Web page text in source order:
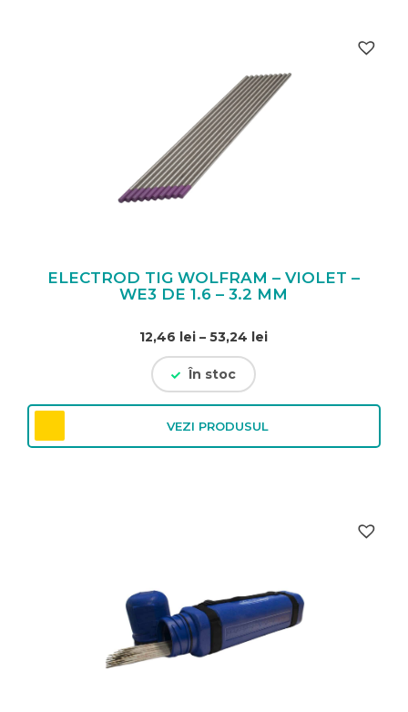
ELECTROD TIG WOLFRAM – VIOLET –
WE3 DE 1.6 – 3.2 MM
12,46 lei – 53,24 leiInterval
la
În stoc
VEZI PRODUSUL